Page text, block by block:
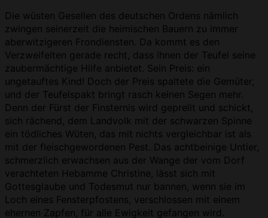
Die wüsten Gesellen des deutschen Ordens nämlich
zwingen seinerzeit die heimischen Bauern zu immer
aberwitzigeren Frondiensten. Da kommt es den
Verzweifelten gerade recht, dass ihnen der Teufel seine
zaubermächtige Hilfe anbietet. Sein Preis: ein
ungetauftes Kind! Doch der Preis spaltete die Gemüter,
und der Teufelspakt bringt rasch keinen Segen mehr.
Denn der Fürst der Finsternis wird geprellt und schickt,
sich rächend, dem Landvolk mit der schwarzen Spinne
ein tödliches Wüten, das mit nichts vergleichbar ist als
mit der fleischgewordenen Pest. Das achtbeinige Untier,
schmerzlich erwachsen aus der Wange der vom Dorf
verachteten Hebamme Christine, lässt sich mit
Gottesglaube und Todesmut nur bannen, wenn sie im
Loch eines Fensterpfostens, verschlossen mit einem
ehernen Zapfen, für alle Ewigkeit gefangen wird.